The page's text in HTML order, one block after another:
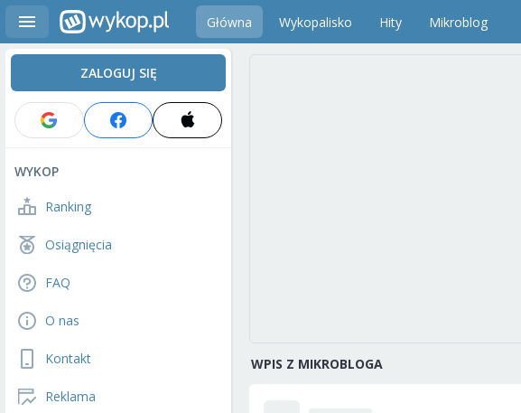
Główna Wykopalisko Hity Mikroblog
ZALOGUJ SIĘ
WYKOP
Ranking
Osiągnięcia
FAQ
O nas
Kontakt
Reklama
WPIS Z MIKROBLOGA